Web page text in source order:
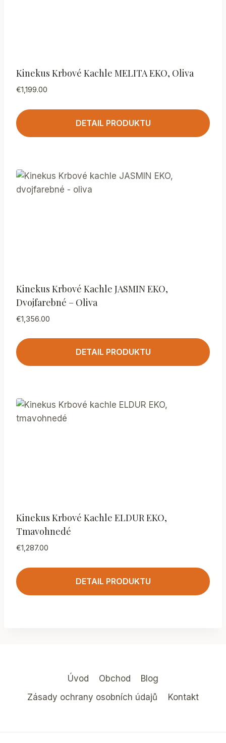
Kinekus Krbové Kachle MELITA EKO, Oliva
€1,199.00
DETAIL PRODUKTU
Kinekus Krbové Kachle JASMIN EKO,
Dvojfarebné – Oliva
€1,356.00
DETAIL PRODUKTU
Kinekus Krbové Kachle ELDUR EKO,
Tmavohnedé
€1,287.00
DETAIL PRODUKTU
Úvod Obchod
Blog
Zásady ochrany osobních údajů
Kontakt